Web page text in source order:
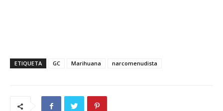
ETIQUETA GC Marihuana narcomenudista